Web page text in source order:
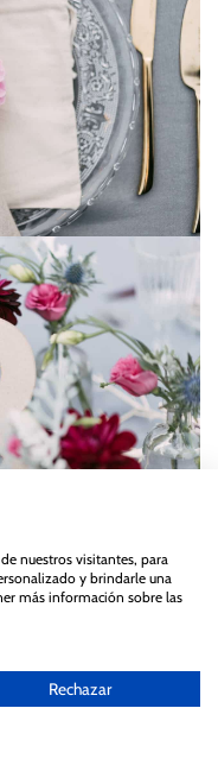
nuestros visitantes, para
y brindarle una
más información sobre las
Rechazar